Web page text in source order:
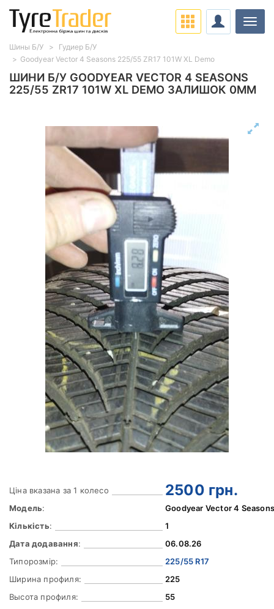
ШИНИ Б/У GOODYEAR VECTOR 4 SEASONS
225/55 ZR17 101W XL DEMO ЗАЛИШОК 0ММ
Ціна вказана за 1 колесо 2500 грн.
Модель:
Goodyear Vector 4 Seasons
Кількість:
1
Дата додавання:
06.08.26
Типорозмір:
225/55 R17
Ширина профиля:
225
Высота профиля:
55
Шины Б/У
Гудиер Б/У
Goodyear Vector 4 Seasons 225/55 ZR17 101W XL Demo